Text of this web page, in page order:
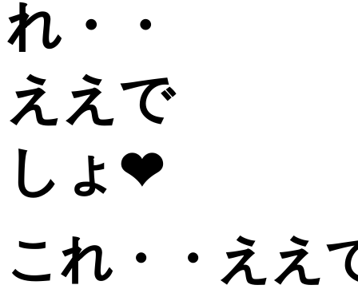
これ・・ええ